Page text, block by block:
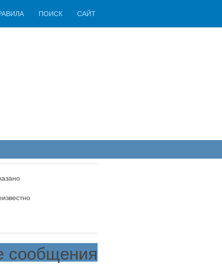
ПОИСК САЙТ
сообщения